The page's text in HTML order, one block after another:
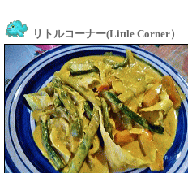
リトルコーナー(Little Corner）